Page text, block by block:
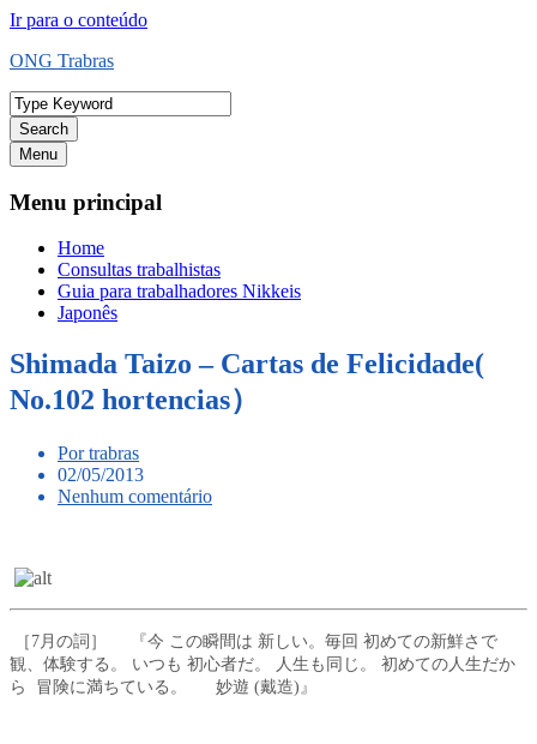
Ir para o conteúdo
ONG Trabras
Search
Menu
Menu principal
Home
Consultas trabalhistas
Guia para trabalhadores Nikkeis
Japonês
Shimada Taizo – Cartas de Felicidade(
No.102 hortencias）
Por trabras
02/05/2013
Nenhum comentário
［7月の詞］ 『今 この瞬間は 新しい。毎回 初めての新鮮さで
観、体験する。 いつも 初心者だ。 人生も同じ。 初めての人生だか
ら 冒険に満ちている。 妙遊 (戴造)』